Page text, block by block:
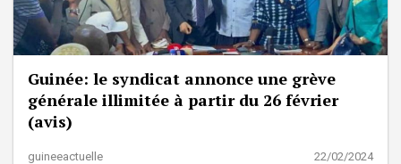
Guinée: le syndicat annonce une grève
générale illimitée à partir du 26 février
(avis)
guineeactuelle 22/02/2024